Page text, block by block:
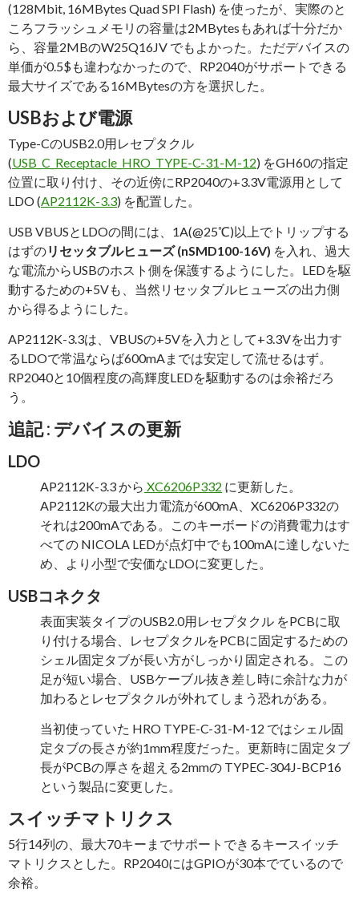
(128Mbit, 16MBytes Quad SPI Flash) を使ったが、実際のと
ころフラッシュメモリの容量は2MBytesもあれば十分だか
ら、容量2MBのW25Q16JV でもよかった。ただデバイスの
単価が0.5$も違わなかったので、RP2040がサポートできる
最大サイズである16MBytesの方を選択した。
USBおよび電源
Type-CのUSB2.0用レセプタクル
(USB_C_Receptacle_HRO_TYPE-C-31-M-12) をGH60の指定
位置に取り付け、その近傍にRP2040の+3.3V電源用として
LDO (AP2112K-3.3) を配置した。
USB VBUSとLDOの間には、1A(@25℃)以上でトリップする
はずのリセッタブルヒューズ (nSMD100-16V) を入れ、過大
な電流からUSBのホスト側を保護するようにした。LEDを駆
動するための+5Vも、当然リセッタブルヒューズの出力側
から得るようにした。
AP2112K-3.3は、VBUSの+5Vを入力として+3.3Vを出力す
るLDOで常温ならば600mAまでは安定して流せるはず。
RP2040と10個程度の高輝度LEDを駆動するのは余裕だろ
う。
追記 : デバイスの更新
LDO
AP2112K-3.3 から XC6206P332 に更新した。
AP2112Kの最大出力電流が600mA、XC6206P332の
それは200mAである。このキーボードの消費電力はす
べての NICOLA LEDが点灯中でも100mAに達しないた
め、より小型で安価なLDOに変更した。
USBコネクタ
表面実装タイプのUSB2.0用レセプタクル をPCBに取
り付ける場合、レセプタクルをPCBに固定するための
シェル固定タブが長い方がしっかり固定される。この
足が短い場合、USBケーブル抜き差し時に余計な力が
加わるとレセプタクルが外れてしまう恐れがある。
当初使っていた HRO TYPE-C-31-M-12 ではシェル固
定タブの長さが約1mm程度だった。更新時に固定タブ
長がPCBの厚さを超える2mmの TYPEC-304J-BCP16
という製品に変更した。
スイッチマトリクス
5行14列の、最大70キーまでサポートできるキースイッチ
マトリクスとした。RP2040にはGPIOが30本でているので
余裕。